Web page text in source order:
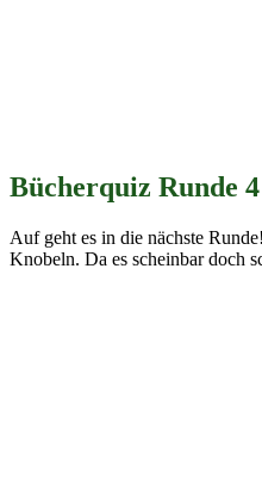
Bücherquiz Runde 4
Auf geht es in die nächste
Knobeln. Da es scheinbar doch